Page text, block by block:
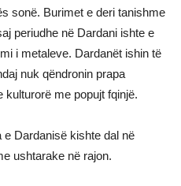
sonë. Burimet e deri tanishme
periudhe në Dardani ishte e
i metaleve. Dardanët ishin të
nuk qëndronin prapa
me popujt fqinjë.
Dardanisë kishte dal në
ushtarake në rajon.